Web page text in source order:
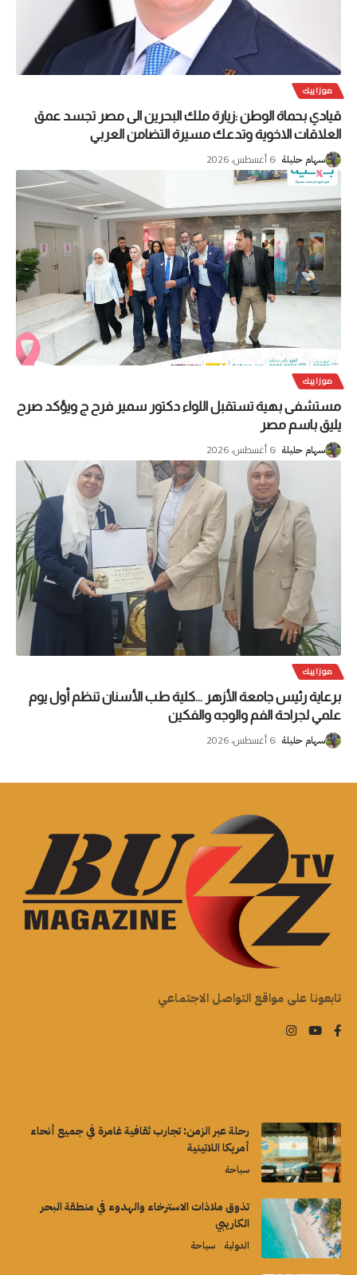
موزاييك
قيادي بحماة الوطن :زيارة ملك البحرين الى مصر تجسد عمق
العلاقات الاخوية وتدعك مسيرة التضامن العربي
سهام حليلة 6 أغسطس، 2026
موزاييك
مستشفى بهية تستقبل اللواء دكتور سمير فرح ج ويؤكد صرح
يليق باسم مصر
سهام حليلة 6 أغسطس، 2026
موزاييك
برعاية رئيس جامعة الأزهر …كلية طب الأسنان تنظم أول يوم
علمي لجراحة الفم والوجه والفكين
سهام حليلة 6 أغسطس، 2026
تابعونا على مواقع التواصل الاجتماعي
رحلة عبر الزمن: تجارب ثقافية غامرة في جميع أنحاء
أمريكا اللاتينية
سياحة
تذوق ملاذات الاسترخاء والهدوء في منطقة البحر
الكاريبي
الدولية سياحة